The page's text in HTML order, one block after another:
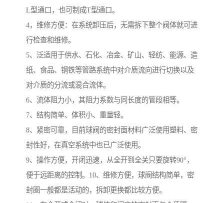
L型通口，也可制成T型通口。
4，维修方便：在系统卸压后，无需拆下整个阀体就可进
行检查和维修。
5、泛适用于供水、石化、冶金、矿山、轻纺、能源、造
纸、食品、钢铁等管路系统中对介质流向进行切换以及
对介质的分流或混合流体。
6、流体阻力小，其阻力系数与同长度的管段相等。
7、结构简单、体积小、重量轻。
8、紧密可靠，目前球阀的密封面材料广泛使用塑料、密
封性好，在真空系统中也已广泛使用。
9、操作方便，开闭迅速，从全开到全关只要旋转90°，
便于远距离的控制。10、维修方便，球阀结构简单，密
封圈一般都是活动的，拆卸更换都比较方便。